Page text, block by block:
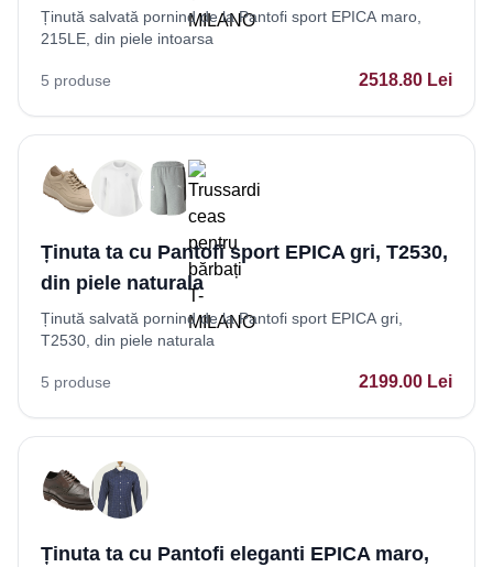
Ținută salvată pornind de la Pantofi sport EPICA maro,
215LE, din piele intoarsa
5 produse 2518.80 Lei
Ținuta ta cu Pantofi sport EPICA gri, T2530,
din piele naturala
Ținută salvată pornind de la Pantofi sport EPICA gri,
T2530, din piele naturala
5 produse 2199.00 Lei
Ținuta ta cu Pantofi eleganti EPICA maro,